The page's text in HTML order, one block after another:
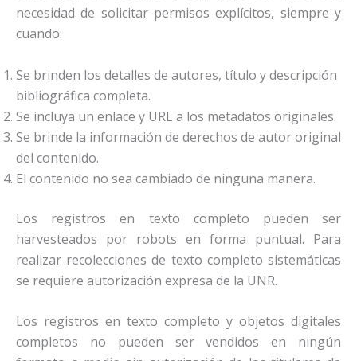
necesidad de solicitar permisos explícitos, siempre y
cuando:
Se brinden los detalles de autores, título y descripción
bibliográfica completa.
Se incluya un enlace y URL a los metadatos originales.
Se brinde la información de derechos de autor original
del contenido.
El contenido no sea cambiado de ninguna manera.
Los registros en texto completo pueden ser
harvesteados por robots en forma puntual. Para
realizar recolecciones de texto completo sistemáticas
se requiere autorización expresa de la UNR.
Los registros en texto completo y objetos digitales
completos no pueden ser vendidos en ningún